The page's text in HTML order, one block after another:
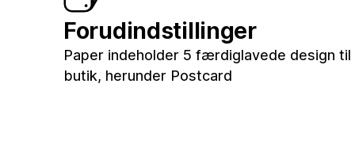
Forudindstillinger
Paper indeholder 5 færdiglavede design til
butik, herunder Postcard